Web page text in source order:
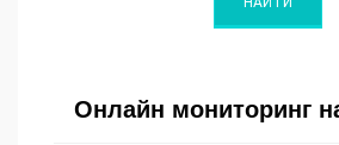
Онлайн мониторинг